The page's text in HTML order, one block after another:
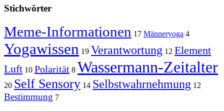
Stichwörter
Meme-Informationen 17 Männeryoga 4
Yogawissen 19 Verantwortung 12 Element
Luft 10 Polarität 8 Wassermann-Zeitalter
20 Self Sensory 14 Selbstwahrnehmung 12
Bestimmung 7